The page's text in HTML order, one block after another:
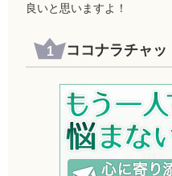
良いと思いますよ！
ココナラチャッ